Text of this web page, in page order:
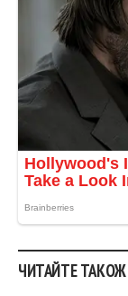
ЧИТАЙТЕ ТАКОЖ